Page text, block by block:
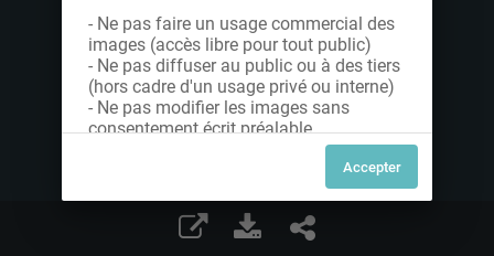
- Ne pas faire un usage commercial des
images (accès libre pour tout public)
- Ne pas diffuser au public ou à des tiers
(hors cadre d'un usage privé ou interne)
- Ne pas modifier les images sans
consentement écrit préalable
Dans le cas contraire, nous vous invitons
à nous contacter afin de solliciter le type
de Licence souhaitée parmi celles
proposées et le cas échéant, acquitter